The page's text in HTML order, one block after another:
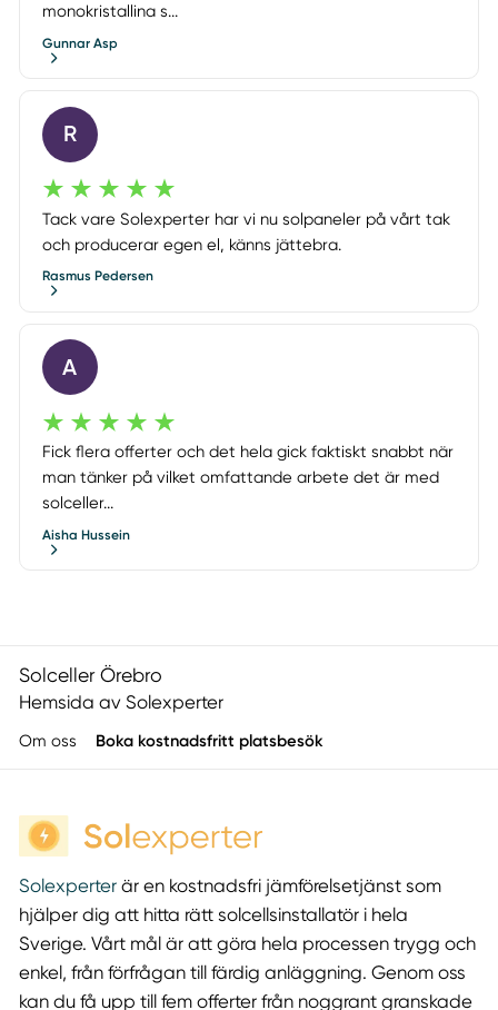
monokristallina s...
Gunnar Asp
R
Tack vare Solexperter har vi nu solpaneler på vårt tak
och producerar egen el, känns jättebra.
Rasmus Pedersen
A
Fick flera offerter och det hela gick faktiskt snabbt när
man tänker på vilket omfattande arbete det är med
solceller...
Aisha Hussein
Solceller Örebro
Hemsida av Solexperter
Om oss Boka kostnadsfritt platsbesök
Solexperterär en kostnadsfri jämförelsetjänst som
hjälper dig att hitta rätt solcellsinstallatör i hela
Sverige. Vårt mål är att göra hela processen trygg och
enkel, från förfrågan till färdig anläggning. Genom oss
kan du få upp till fem offerter från noggrant granskade